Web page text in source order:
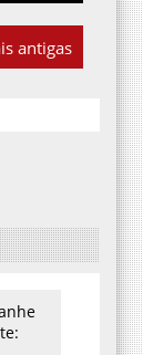
antigas